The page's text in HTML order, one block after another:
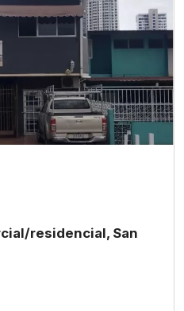
residencial, San